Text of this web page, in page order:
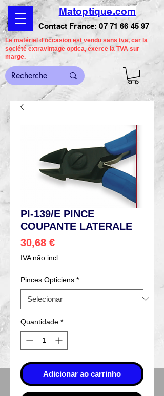
Matoptique.com
Contact France:07 71 66 45 97
Le matériel d'occasion est vendu sans tva, car la
société extravintage optica, exerce la TVA sur
marge.
PI-139/E PINCE
COUPANTE LATERALE
30,68 €Preço
IVA não incl.
Pinces Opticiens *
Quantidade *
Adicionar ao carrinho